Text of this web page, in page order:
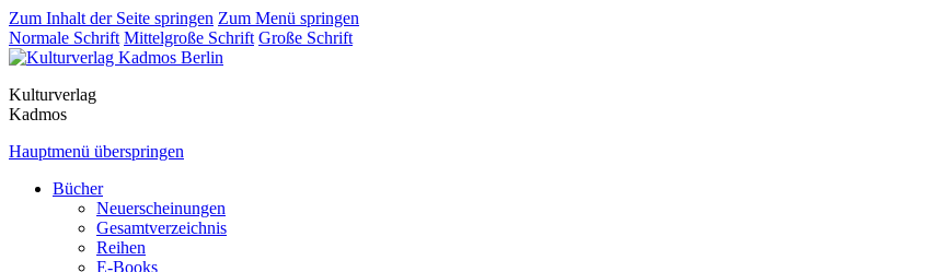
Zum Inhalt der Seite springen Zum Menü springen
Normale Schrift Mittelgroße Schrift Große Schrift
Kulturverlag
Kadmos
Hauptmenü überspringen
Bücher
Neuerscheinungen
Gesamtverzeichnis
Reihen
E-Books